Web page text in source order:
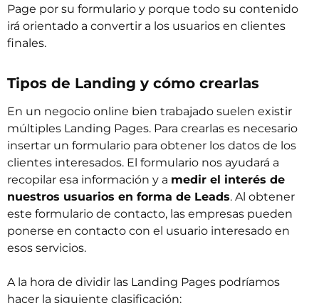
Page por su formulario y porque todo su contenido
irá orientado a convertir a los usuarios en clientes
finales.
Tipos de Landing y cómo crearlas
En un negocio online bien trabajado suelen existir
múltiples Landing Pages. Para crearlas es necesario
insertar un formulario para obtener los datos de los
clientes interesados. El formulario nos ayudará a
recopilar esa información y a medir el interés de
nuestros usuarios en forma de Leads. Al obtener
este formulario de contacto, las empresas pueden
ponerse en contacto con el usuario interesado en
esos servicios.
A la hora de dividir las Landing Pages podríamos
hacer la siguiente clasificación: